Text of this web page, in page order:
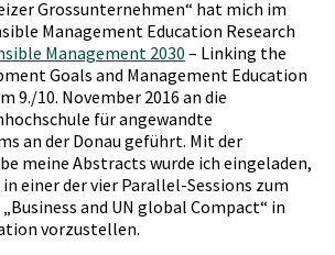
Grossunternehmen“ hat mich im
Management Education Research
Management 2030 – Linking the
Goals and Management Education
9./10. November 2016 an die
für angewandte
an der Donau geführt. Mit der
meine Abstracts wurde ich eingeladen,
einer der vier Parallel-Sessions zum
and UN global Compact“ in
vorzustellen.